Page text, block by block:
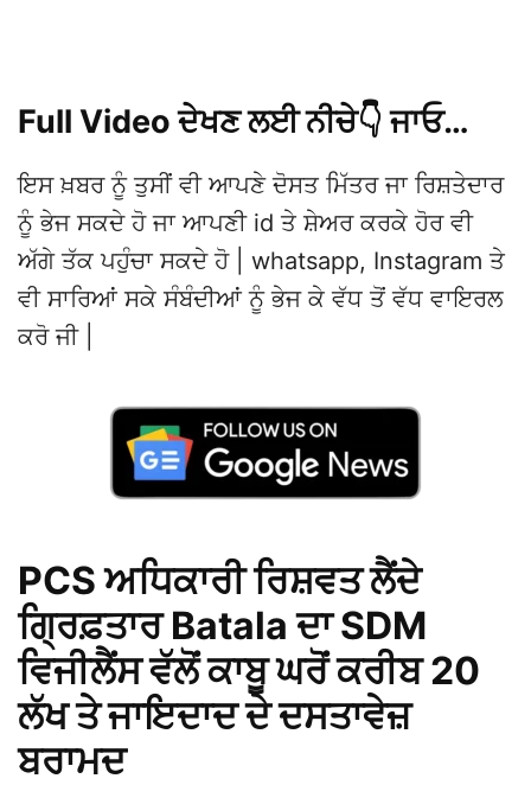
Full Video ਦੇਖਣ ਲਈ ਨੀਚੇ👇 ਜਾਓ…
ਇਸ ਖ਼ਬਰ ਨੂੰ ਤੁਸੀਂ ਵੀ ਆਪਣੇ ਦੋਸਤ ਮਿੱਤਰ ਜਾ ਰਿਸ਼ਤੇਦਾਰ
ਨੂੰ ਭੇਜ ਸਕਦੇ ਹੋ ਜਾ ਆਪਣੀ id ਤੇ ਸ਼ੇਅਰ ਕਰਕੇ ਹੋਰ ਵੀ
ਅੱਗੇ ਤੱਕ ਪਹੁੰਚਾ ਸਕਦੇ ਹੋ | whatsapp, Instagram ਤੇ
ਵੀ ਸਾਰਿਆਂ ਸਕੇ ਸੰਬੰਦੀਆਂ ਨੂੰ ਭੇਜ ਕੇ ਵੱਧ ਤੋਂ ਵੱਧ ਵਾਇਰਲ
ਕਰੋ ਜੀ |
PCS ਅਧਿਕਾਰੀ ਰਿਸ਼ਵਤ ਲੈਂਦੇ
ਗ੍ਰਿਫ਼ਤਾਰ Batala ਦਾ SDM
ਵਿਜੀਲੈਂਸ ਵੱਲੋਂ ਕਾਬੂ ਘਰੋਂ ਕਰੀਬ 20
ਲੱਖ ਤੇ ਜਾਇਦਾਦ ਦੇ ਦਸਤਾਵੇਜ਼
ਬਰਾਮਦ